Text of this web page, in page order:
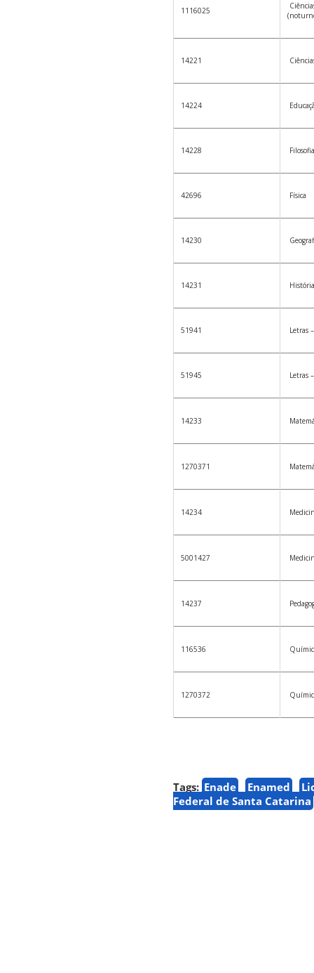
1116025
14221
14224
14228 Filosofia
42696 Física
14230
14231 História
51941 Letras
51945 Letras
14233
1270371
14234
5001427
14237
116536
1270372
Tags: Enade Enamed
Federal de Santa Catarina